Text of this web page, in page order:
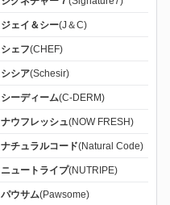
ジェイ＆シー(J＆C)
シェフ(CHEF)
シシア(Schesir)
シーディーム(C-DERM)
ナウフレッシュ(NOW FRESH)
ナチュラルコード(Natural Code)
ニュートライプ(NUTRIPE)
パウサム(Pawsome)